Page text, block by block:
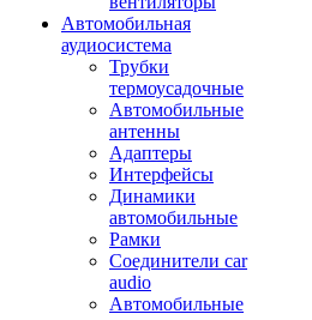
Автомобильная
аудиосистема
Трубки
термоусадочные
Автомобильные
антенны
Адаптеры
Интерфейсы
Динамики
автомобильные
Рамки
Соединители car
audio
Автомобильные